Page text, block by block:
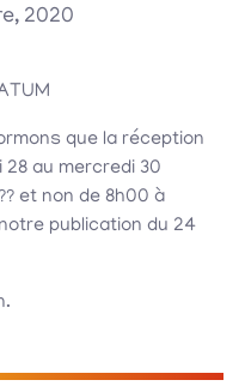
2020
que la réception
au mercredi 30
et non de 8h00 à
publication du 24